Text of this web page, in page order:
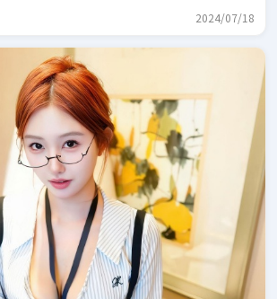
2024/07/18